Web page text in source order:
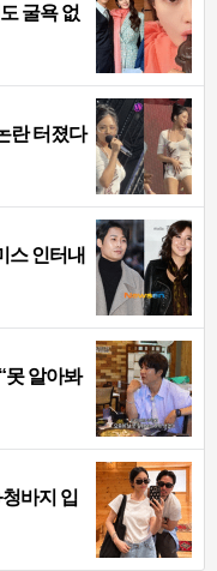
굴욕 없
란 터졌다
스 인터내
못 알아봐
바지 입